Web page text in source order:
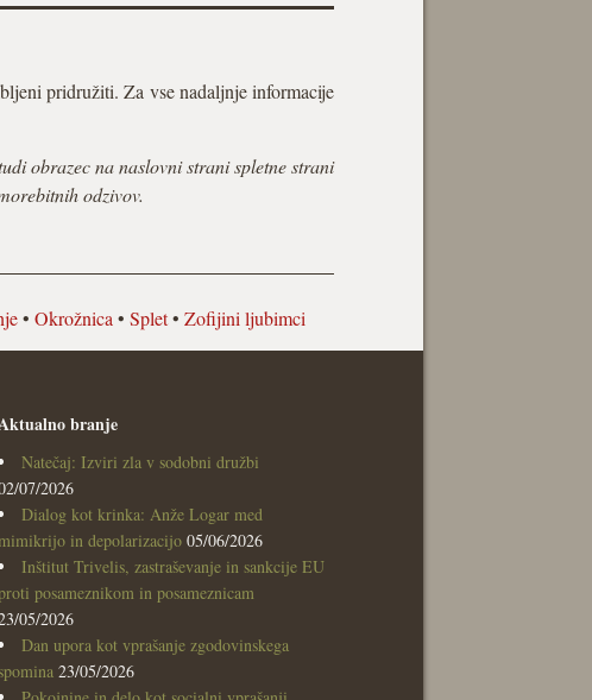
pridružiti. Za vse nadaljnje informacije
obrazec na naslovni strani spletne strani
odzivov.
• Okrožnica • Splet• Zofijini ljubimci
branje
Natečaj: Izviri zla v sodobni družbi
07/2026
Dialog kot krinka: Anže Logar med
mimikrijo in depolarizacijo 05/06/2026
Inštitut Trivelis, zastraševanje in sankcije EU
posameznikom in posameznicam
05/2026
Dan upora kot vprašanje zgodovinskega
23/05/2026